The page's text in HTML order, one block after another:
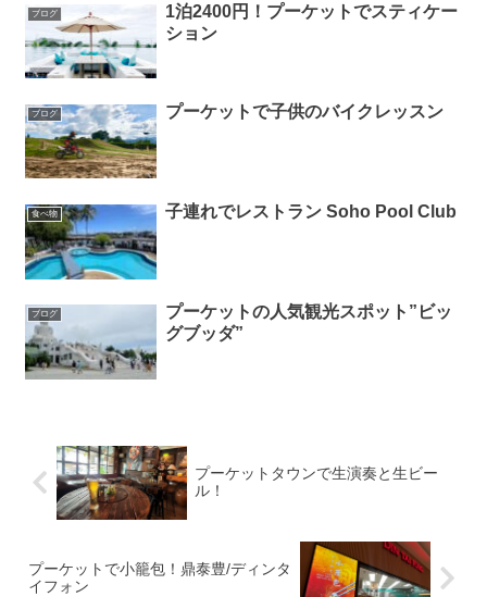
ブログ
1泊2400円！プーケットでスティケー
ション
ブログ プーケットで子供のバイクレッスン
食べ物 子連れでレストラン Soho Pool Club
ブログ
プーケットの人気観光スポット”ビッ
グブッダ”
プーケットタウンで生演奏と生ビー
ル！
プーケットで小籠包！鼎泰豊/ディンタ
イフォン